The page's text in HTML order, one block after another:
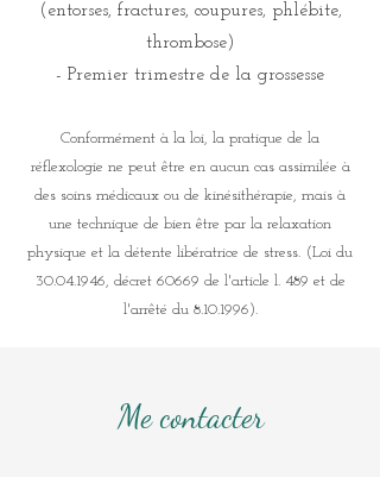
(entorses, fractures, coupures, phlébite,
thrombose)
- Premier trimestre de la grossesse
Conformément à la loi, la pratique de la
réflexologie ne peut être en aucun cas assimilée à
des soins médicaux ou de kinésithérapie, mais à
une technique de bien être par la relaxation
physique et la détente libératrice de stress. (Loi du
30.04.1946, décret 60669 de l'article l. 489 et de
l'arrêté du 8.10.1996).
Me contacter